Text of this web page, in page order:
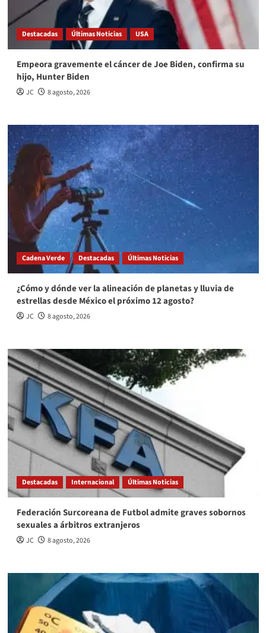
Destacadas Últimas Noticias USA
Empeora gravemente el cáncer de Joe Biden, confirma su
hijo, Hunter Biden
JC 8 agosto, 2026
Cadena Verde Destacadas Últimas Noticias
¿Cómo y dónde ver la alineación de planetas y lluvia de
estrellas desde México el próximo 12 agosto?
JC 8 agosto, 2026
Destacadas Internacional Últimas Noticias
Federación Surcoreana de Futbol admite graves sobornos
sexuales a árbitros extranjeros
JC 8 agosto, 2026